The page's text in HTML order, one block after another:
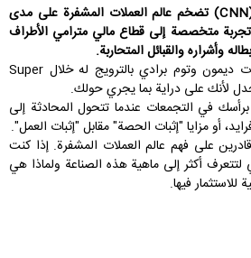
تضخم عالم العملات المشفرة على مدى
تجربة متخصصة إلى قطاع مالي مترامي الأطراف
وأشراره والقبائل المتحاربة.
أنت تعلم أنه صاخب، قام مات ديمون وتوم برادي بالترويج له خلال Super
في التجمعات عندما تتحول المحادثة إلى
أو مزايا "إثبات الحصة" مقابل "إثبات العمل".
على فهم عالم العملات المشفرة. إذا كنت
لتتعرف أكثر إلى ماهية هذه الصناعة ولماذا هي
فيها.